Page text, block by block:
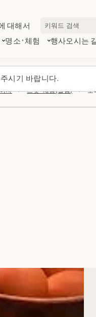
시기 바랍니다.
명소·체험 행사오시는
대해서
지 스폿・체험(일람) 모